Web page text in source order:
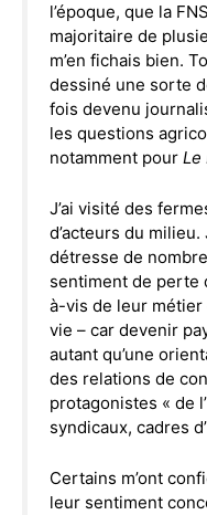
l’époque, que la
majoritaire de
m’en fichais bien.
dessiné une sorte
fois devenu
les questions
notamment pour Le
J’ai visité des
d’acteurs du
détresse de
sentiment de perte
à-vis de leur
vie – car devenir
autant qu’une
des relations de
protagonistes « de
syndicaux, cadres
Certains m’ont
leur sentiment